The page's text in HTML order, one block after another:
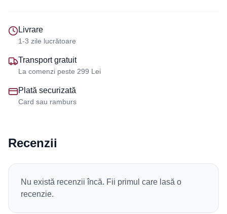
Livrare
1-3 zile lucrătoare
Transport gratuit
La comenzi peste 299 Lei
Plată securizată
Card sau ramburs
Recenzii
Nu există recenzii încă. Fii primul care lasă o
recenzie.